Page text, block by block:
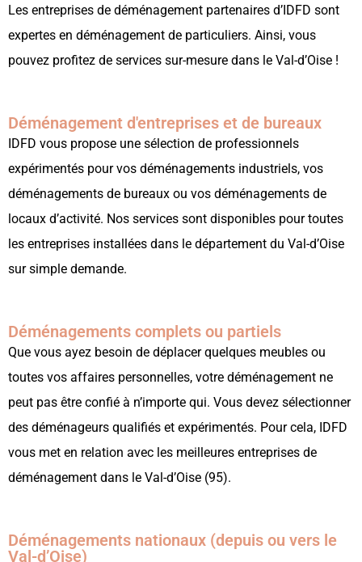
Les entreprises de déménagement partenaires d’IDFD sont
expertes en déménagement de particuliers. Ainsi, vous
pouvez profitez de services sur-mesure dans le Val-d’Oise !
Déménagement d'entreprises et de bureaux
IDFD vous propose une sélection de professionnels
expérimentés pour vos déménagements industriels, vos
déménagements de bureaux ou vos déménagements de
locaux d’activité. Nos services sont disponibles pour toutes
les entreprises installées dans le département du Val-d’Oise
sur simple demande.
Déménagements complets ou partiels
Que vous ayez besoin de déplacer quelques meubles ou
toutes vos affaires personnelles, votre déménagement ne
peut pas être confié à n’importe qui. Vous devez sélectionner
des déménageurs qualifiés et expérimentés. Pour cela, IDFD
vous met en relation avec les meilleures entreprises de
déménagement dans le Val-d’Oise (95).
Déménagements nationaux (depuis ou vers le
Val-d’Oise)